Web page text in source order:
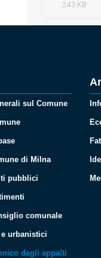
243 KB
sul Comune
di Milna
pubblici
comunale
urbanistici
degli appalti